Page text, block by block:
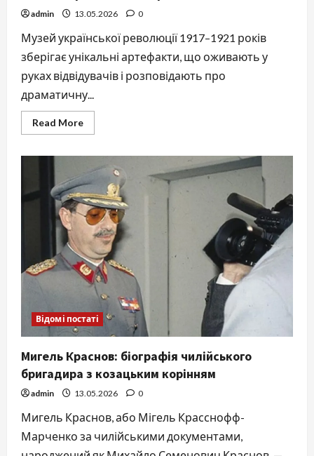
admin 13.05.2026 0
Музей української революції 1917–1921 років
зберігає унікальні артефакти, що оживають у
руках відвідувачів і розповідають про
драматичну...
Read MoreRead
more
революції:
скарбниця
пам’яті
про
1917–
1921
роки
Відомі постаті
Мигель Краснов: біографія чилійського
бригадира з козацьким корінням
admin 13.05.2026 0
Мигель Краснов, або Мігель Красснофф-
Марченко за чилійськими документами,